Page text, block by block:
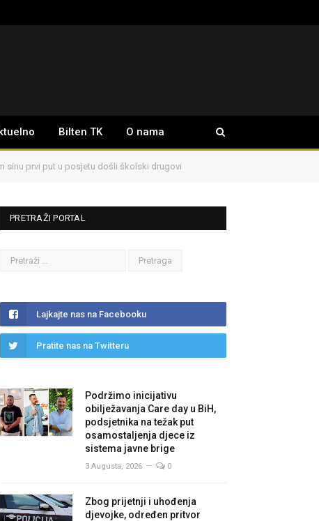
Bilten TK O nama
sinu prvi put u posjetu došli školski drugovi
PRETRAŽI PORTAL
Lajkajte nas na Facebooku
Pratite nas na Twitteru
Podržimo inicijativu
obilježavanja Care day u BiH,
podsjetnika na težak put
osamostaljenja djece iz
sistema javne brige
3 Augusta, 2026 0
Zbog prijetnji i uhođenja
djevojke, određen pritvor